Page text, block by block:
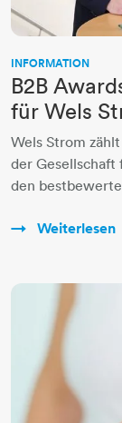
INFORMATION
B2B
für Wels
Wels Strom
der Gesellschaft
den
Weiterlesen